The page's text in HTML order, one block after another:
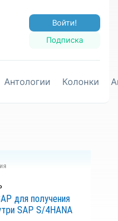
Подписка
Войти!
Антологии Колонки
для получения
SAP S/4HANA